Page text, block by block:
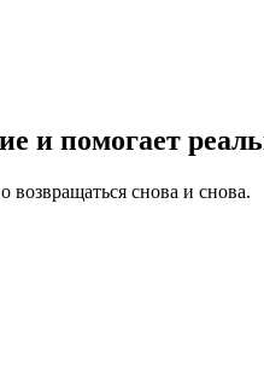
помогает
снова и снова.